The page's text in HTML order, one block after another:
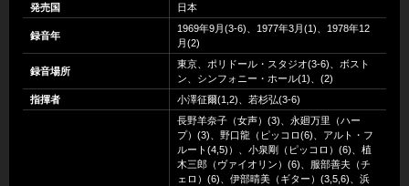
発売国
日本
録音年
1969年9月(3-6)、1977年3月(1)、1978年12
月(2)
録音場所
東京、ポリドール・スタジオ(3-6)、ボスト
ン、シンフォニー・ホール(1)、(2)
指揮者
小澤征爾(1,2)、若杉弘(3-6)
長野羊奈子（女声）(3)、永廻万里（ハー
プ）(3)、野口龍（ピッコロ(6)、アルト・フ
ルート(4,5)）、小泉剛（ピッコロ）(6)、植
木三郎（ヴァイオリン）(6)、服部善夫（チ
ェロ）(6)、伊部晴美（ギター）(3,5,6)、浜